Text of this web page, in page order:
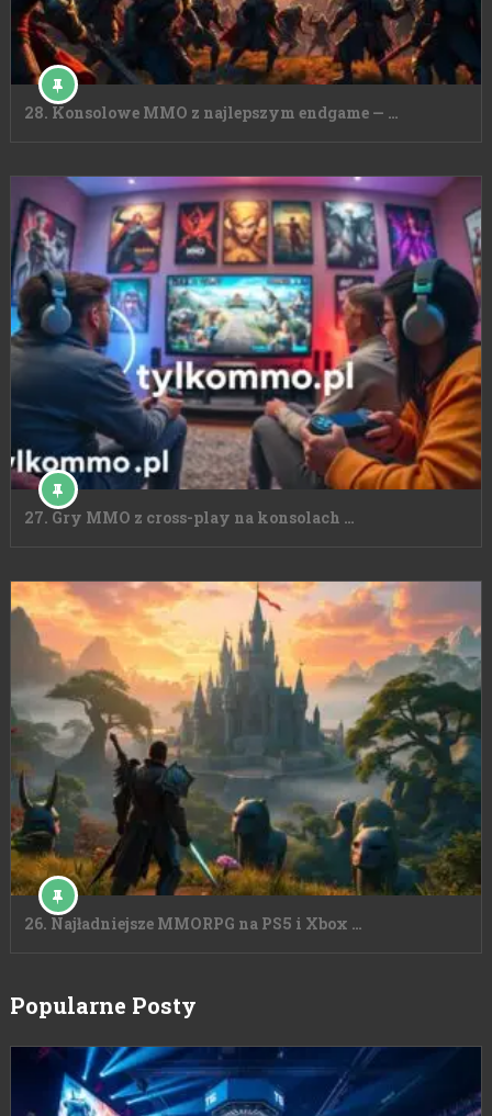
28. Konsolowe MMO z najlepszym endgame — …
27. Gry MMO z cross-play na konsolach …
26. Najładniejsze MMORPG na PS5 i Xbox …
Popularne Posty